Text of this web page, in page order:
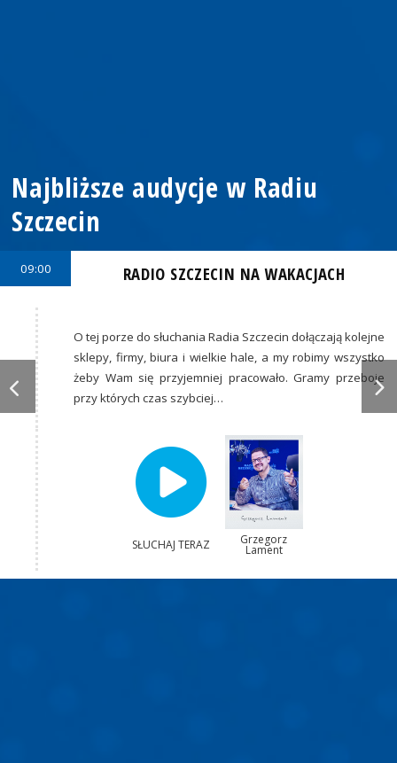
Najbliższe audycje w Radiu
Szczecin
09:00 RADIO SZCZECIN NA WAKACJACH
O tej porze do słuchania Radia Szczecin dołączają kolejne
sklepy, firmy, biura i wielkie hale, a my robimy wszystko
żeby Wam się przyjemniej pracowało. Gramy przeboje
przy których czas szybciej…
SŁUCHAJ TERAZ Grzegorz
Lament